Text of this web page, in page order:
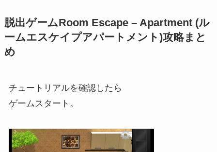
脱出ゲームRoom Escape – Apartment (ル
ームエスケイプアパートメント)攻略まと
め
チュートリアルを確認したら
ゲームスタート。